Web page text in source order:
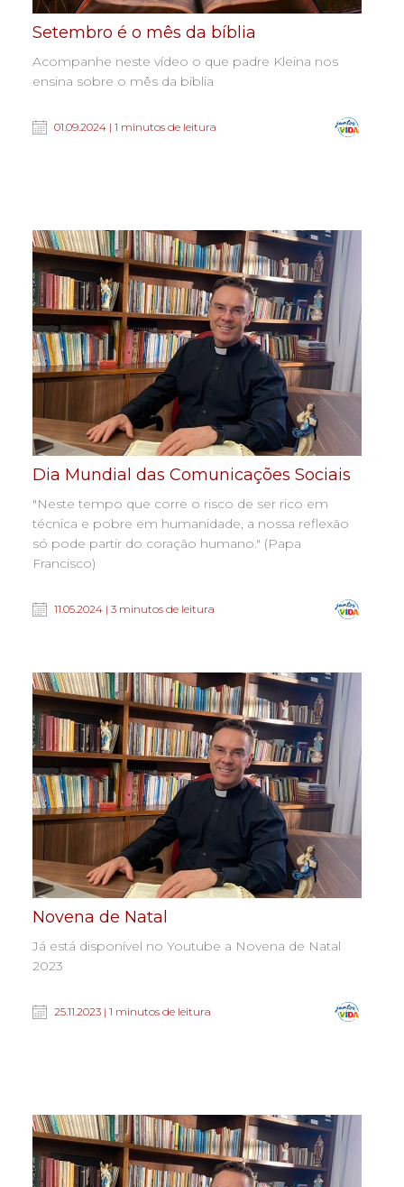
Setembro é o mês da bíblia
Acompanhe neste vídeo o que padre Kleina nos
ensina sobre o mês da bíblia
01.09.2024 | 1 minutos de leitura
Dia Mundial das Comunicações Sociais
"Neste tempo que corre o risco de ser rico em
técnica e pobre em humanidade, a nossa reflexão
só pode partir do coração humano." (Papa
Francisco)
11.05.2024 | 3 minutos de leitura
Novena de Natal
Já está disponível no Youtube a Novena de Natal
2023
25.11.2023 | 1 minutos de leitura